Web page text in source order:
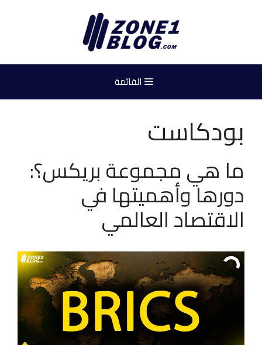
القائمة
بودكاست
ما هي مجموعة بريكس؟:
دورها وأهميتها في
الاقتصاد العالمي